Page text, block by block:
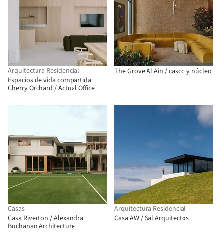
Arquitectura Residencial
Espacios de vida compartida
Cherry Orchard / Actual Office
The Grove Al Ain / casco y núcleo
Casas
Casa Riverton / Alexandra
Buchanan Architecture
Arquitectura Residencial
Casa AW / Sal Arquitectos